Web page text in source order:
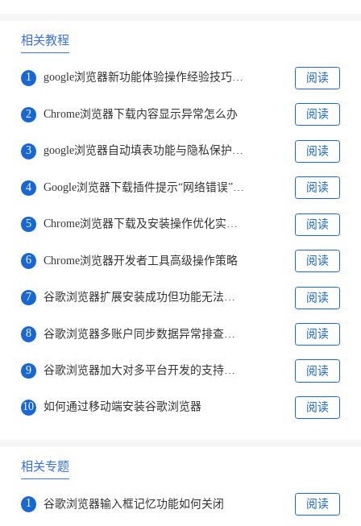
相关教程
1 google浏览器新功能体验操作经验技巧教程 阅读
2 Chrome浏览器下载内容显示异常怎么办 阅读
3 google浏览器自动填表功能与隐私保护兼容性分析 阅读
4 Google浏览器下载插件提示“网络错误”怎么办 阅读
5 Chrome浏览器下载及安装操作优化实操经验分享 阅读
6 Chrome浏览器开发者工具高级操作策略 阅读
7 谷歌浏览器扩展安装成功但功能无法启用如何排查 阅读
8 阅读
9 谷歌浏览器加大对多平台开发的支持，推动跨平台协作 阅读
10 如何通过移动端安装谷歌浏览器 阅读
相关专题
1 谷歌浏览器输入框记忆功能如何关闭 阅读